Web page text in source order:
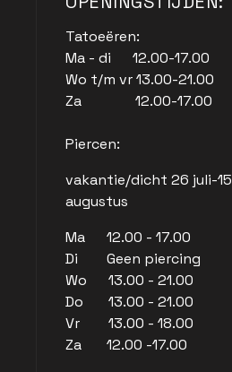
Tatoeëren:
Ma - di 12.00-17.00
Wo t/m vr 13.00-21.00
Za 12.00-17.00
Piercen:
vakantie/dicht 26 juli-15
augustus
Ma 12.00 - 17.00
Di Geen piercing
Wo 13.00 - 21.00
Do 13.00 - 21.00
Vr 13.00 - 18.00
Za 12.00 -17.00